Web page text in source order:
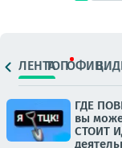
ЛЕНТАТОПОФИЦ.
ГДЕ
вы
СТОИТ